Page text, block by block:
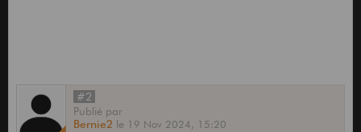
#2
Publié par
Bernie2 le 19 Nov 2024, 15:20